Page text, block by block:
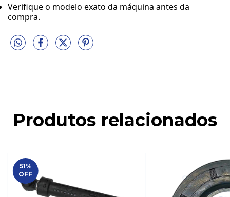
Verifique o modelo exato da máquina antes da
compra.
Produtos relacionados
51%
OFF